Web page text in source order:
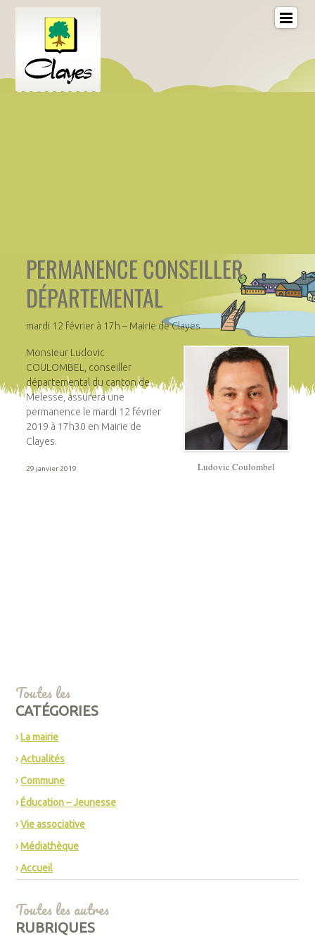
PERMANENCE CONSEILLER
DÉPARTEMENTAL
mardi 12 février à 17h – Mairie de Clayes
Ludovic Coulombel
Monsieur Ludovic
COULOMBEL, conseiller
départemental du canton de
Melesse, assurera une
permanence le mardi 12 février
2019 à 17h30 en Mairie de
Clayes.
29 janvier 2019
Toutes les
CATÉGORIES
La mairie
Actualités
Commune
Éducation – Jeunesse
Vie associative
Médiathèque
Accueil
Toutes les autres
RUBRIQUES